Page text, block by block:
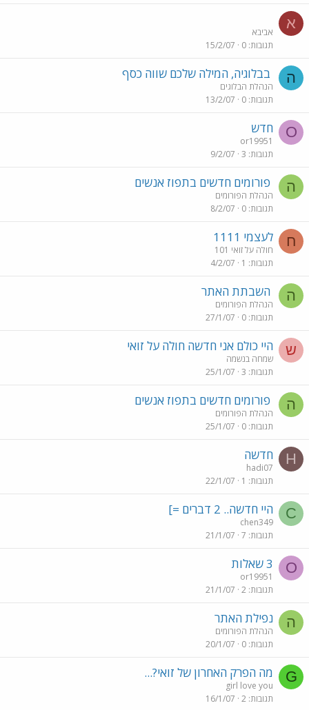
א
אביבא
תגובות 0
15/2/07
ה בבלוגיה, המילה שלכם שווה כסף
הנהלת הבלוגים
תגובות 0
13/2/07
O חדש
or19951
תגובות 3
9/2/07
ה פורומים חדשים בתפוז אנשים
הנהלת הפורומים
תגובות 0
8/2/07
ח לעצמי 1111
חולה על זואי 101
תגובות 1
4/2/07
ה השבתת האתר
הנהלת הפורומים
תגובות 0
27/1/07
ש היי כולם אני חדשה חולה על זואי
שמחה בנשמה
תגובות 3
25/1/07
ה פורומים חדשים בתפוז אנשים
הנהלת הפורומים
תגובות 0
25/1/07
H חדשה
hadi07
תגובות 1
22/1/07
C היי חדשה.. 2 דברים =]
chen349
תגובות 7
21/1/07
O 3 שאלות
or19951
תגובות 2
21/1/07
ה נפילת האתר
הנהלת הפורומים
תגובות 0
20/1/07
G מה הפרק האחרון של זואי?...
girl love you
תגובות 2
16/1/07